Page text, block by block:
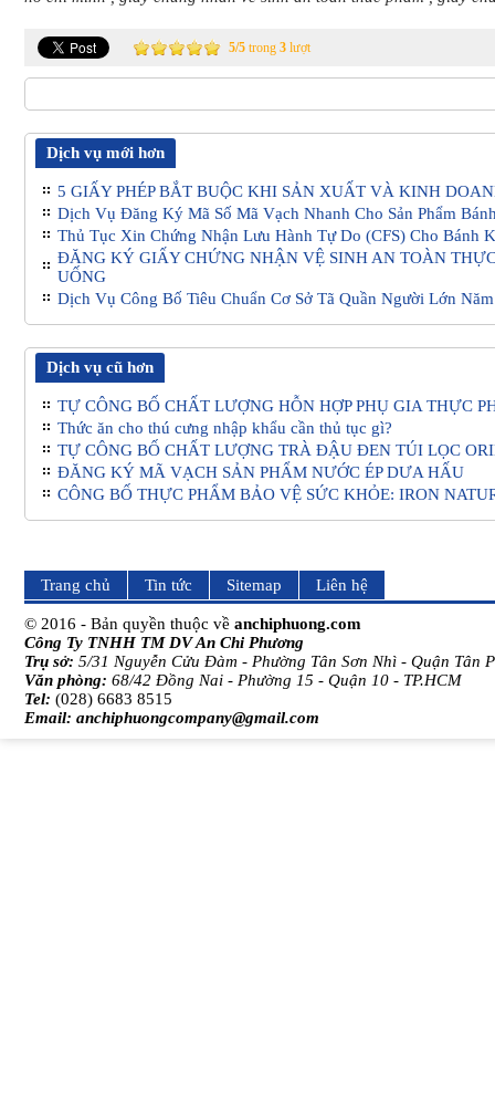
5/5 trong 3 lượt
Dịch vụ mới hơn
5 GIẤY PHÉP BẮT BUỘC KHI SẢN XUẤT VÀ KINH
Dịch Vụ Đăng Ký Mã Số Mã Vạch Nhanh Cho Sản Phẩm
Thủ Tục Xin Chứng Nhận Lưu Hành Tự Do (CFS) Cho Bánh
ĐĂNG KÝ GIẤY CHỨNG NHẬN VỆ SINH AN TOÀN
UỐNG
Dịch Vụ Công Bố Tiêu Chuẩn Cơ Sở Tã Quần Người Lớn
Dịch vụ cũ hơn
TỰ CÔNG BỐ CHẤT LƯỢNG HỖN HỢP PHỤ GIA THỰC
Thức ăn cho thú cưng nhập khẩu cần thủ tục gì?
TỰ CÔNG BỐ CHẤT LƯỢNG TRÀ ĐẬU ĐEN TÚI LỌC
ĐĂNG KÝ MÃ VẠCH SẢN PHẨM NƯỚC ÉP DƯA HẤU
CÔNG BỐ THỰC PHẨM BẢO VỆ SỨC KHỎE: IRON
Trang chủ Tin tức Sitemap Liên hệ
© 2016 - Bản quyền thuộc về anchiphuong.com
Công Ty TNHH TM DV An Chi Phương
Trụ sở: 5/31 Nguyễn Cửu Đàm - Phường Tân Sơn Nhì - Quận Tân
Văn phòng: 68/42 Đồng Nai - Phường 15 - Quận 10 - TP.HCM
Tel: (028) 6683 8515
Email: anchiphuongcompany@gmail.com